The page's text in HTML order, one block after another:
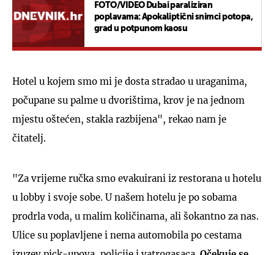
FOTO/VIDEO Dubai paraliziran
poplavama: Apokaliptični snimci potopa,
grad u potpunom kaosu
Hotel u kojem smo mi je dosta stradao u uraganima,
počupane su palme u dvorištima, krov je na jednom
mjestu oštećen, stakla razbijena", rekao nam je
čitatelj.
"Za vrijeme ručka smo evakuirani iz restorana u hotelu
u lobby i svoje sobe. U našem hotelu je po sobama
prodrla voda, u malim količinama, ali šokantno za nas.
Ulice su poplavljene i nema automobila po cestama